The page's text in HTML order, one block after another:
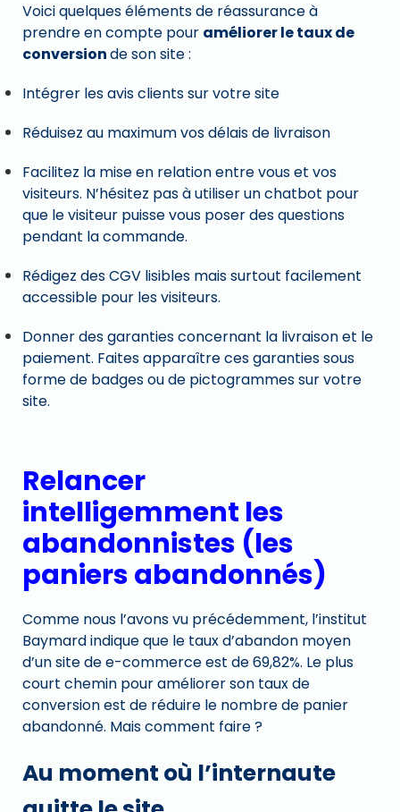
Voici quelques éléments de réassurance à
prendre en compte pour améliorer le taux de
conversionde son site :
Intégrer les avis clients sur votre site
Réduisez au maximum vos délais de livraison
Facilitez la mise en relation entre vous et vos
visiteurs. N’hésitez pas à utiliser un chatbot pour
que le visiteur puisse vous poser des questions
pendant la commande.
Rédigez des CGV lisibles mais surtout facilement
accessible pour les visiteurs.
Donner des garanties concernant la livraison et le
paiement. Faites apparaître ces garanties sous
forme de badges ou de pictogrammes sur votre
site.
Relancer
intelligemment les
abandonnistes (les
paniers abandonnés)
Comme nous l’avons vu précédemment, l’institut
Baymard indique que le taux d’abandon moyen
d’un site de e-commerce est de 69,82%. Le plus
court chemin pour améliorer son taux de
conversion est de réduire le nombre de panier
abandonné. Mais comment faire ?
Au moment où l’internaute